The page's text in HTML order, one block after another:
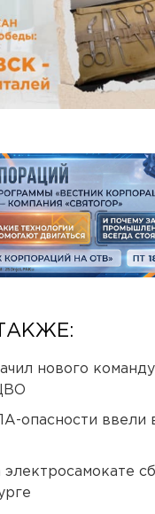
нового
опасности ввели
электросамокате